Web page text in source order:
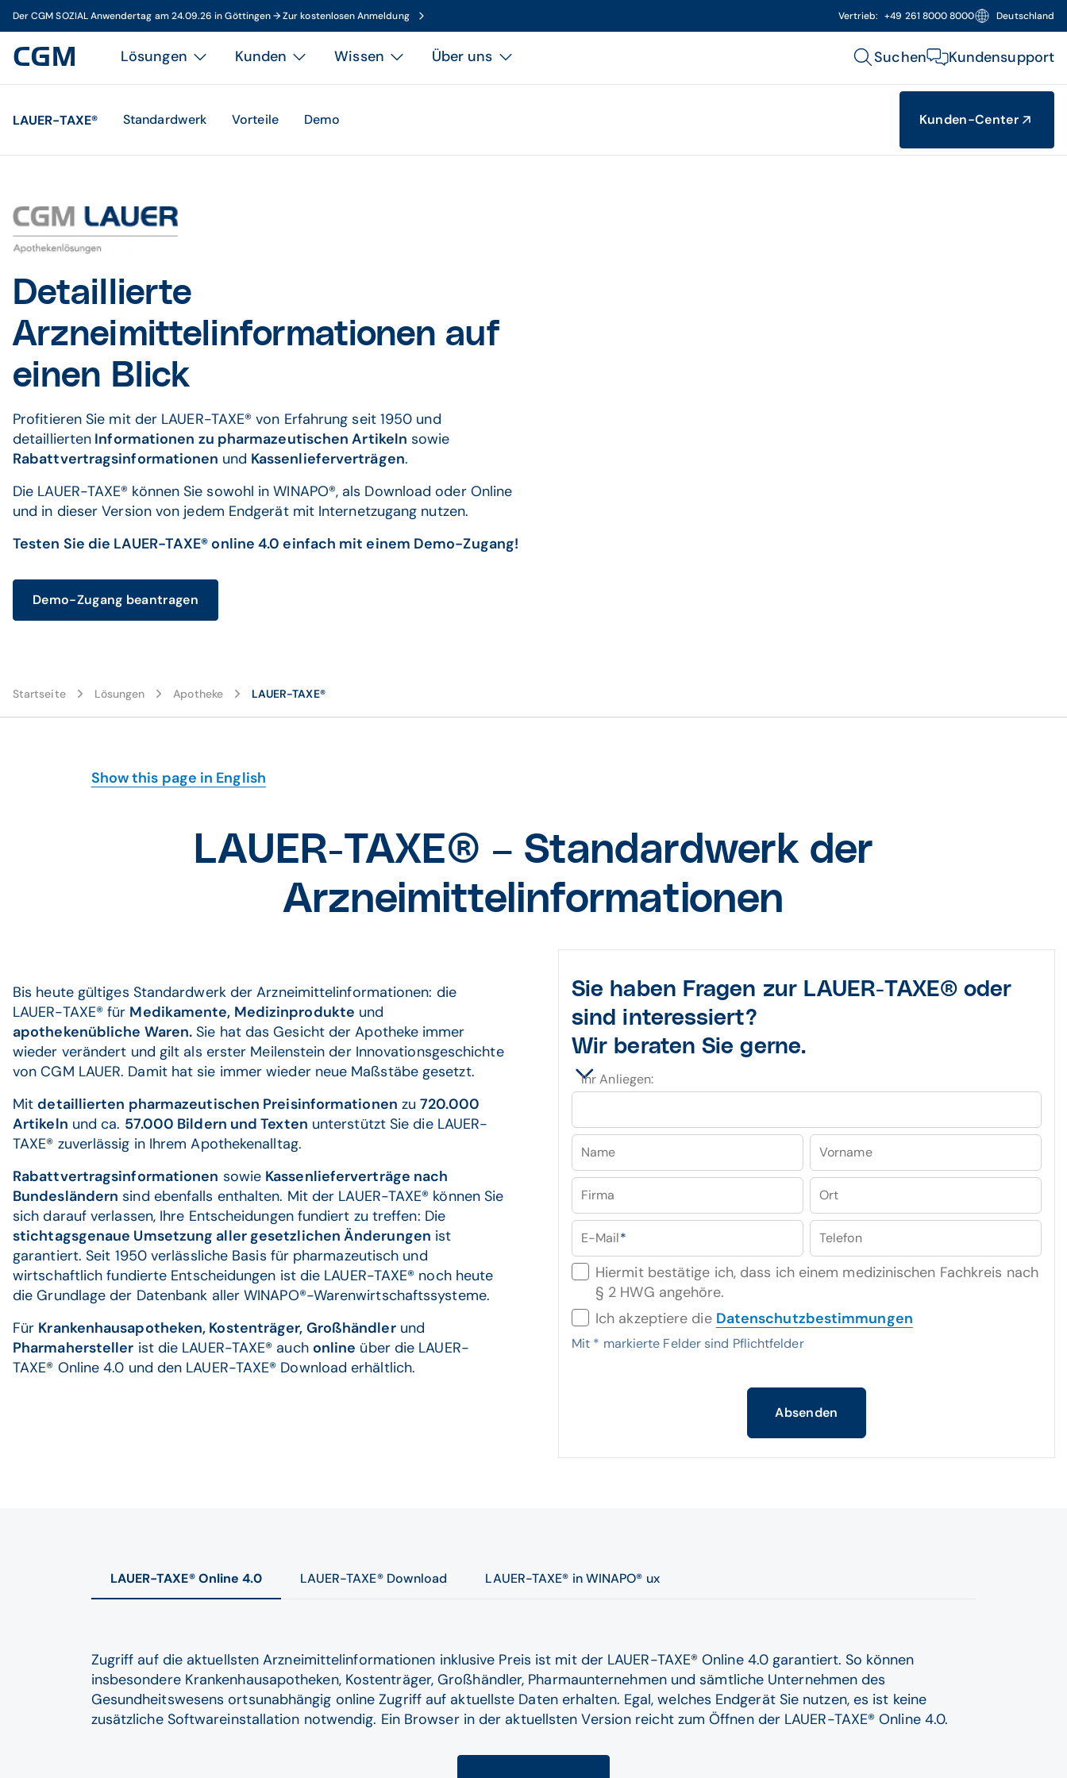
Der CGM SOZIAL Anwendertag am 24.09.26 in Göttingen → Zur kostenlosen Anmeldung Vertrieb: +49 261 8000 8000 Deutschland
Lösungen Kunden Wissen Über uns Suchen Kundensupport
LAUER-TAXE® Standardwerk Vorteile Demo Kunden-Center
Detaillierte
Arzneimittelinformationen auf
einen Blick
Profitieren Sie mit der LAUER-TAXE® von Erfahrung seit 1950 und
detaillierten Informationen zu pharmazeutischen Artikeln sowie
Rabattvertragsinformationen und Kassenlieferverträgen.
Die LAUER-TAXE® können Sie sowohl in WINAPO®, als Download oder Online
und in dieser Version von jedem Endgerät mit Internetzugang nutzen.
Testen Sie die LAUER-TAXE® online 4.0 einfach mit einem Demo-Zugang!
Demo-Zugang beantragen
Startseite Lösungen Apotheke LAUER-TAXE®
Show this page in English
LAUER-TAXE® – Standardwerk der
Arzneimittelinformationen
Bis heute gültiges Standardwerk der Arzneimittelinformationen: die
LAUER-TAXE® für Medikamente, Medizinprodukte und
apothekenübliche Waren. Sie hat das Gesicht der Apotheke immer
wieder verändert und gilt als erster Meilenstein der Innovationsgeschichte
von CGM LAUER. Damit hat sie immer wieder neue Maßstäbe gesetzt.
Mit detaillierten pharmazeutischen Preisinformationen zu720.000
Artikeln und ca. 57.000 Bildern und Texten unterstützt Sie die LAUER-
TAXE® zuverlässig in Ihrem Apothekenalltag.
Rabattvertragsinformationen sowie Kassenlieferverträge nach
Bundesländern sind ebenfalls enthalten. Mit der LAUER-TAXE® können Sie
sich darauf verlassen, Ihre Entscheidungen fundiert zu treffen: Die
stichtagsgenaue Umsetzung aller gesetzlichen Änderungen ist
garantiert. Seit 1950 verlässliche Basis für pharmazeutisch und
wirtschaftlich fundierte Entscheidungen ist die LAUER-TAXE® noch heute
die Grundlage der Datenbank aller WINAPO®-Warenwirtschaftssysteme.
Für Krankenhausapotheken, Kostenträger, Großhändlerund
Pharmahersteller ist die LAUER-TAXE® auch online über die LAUER-
TAXE® Online 4.0 und den LAUER-TAXE® Download erhältlich.
Sie haben Fragen zur LAUER-TAXE® oder
sind interessiert?
Wir beraten Sie gerne.
Ihr Anliegen:
Name Vorname
Firma Ort
E-Mail* Telefon
Hiermit bestätige ich, dass ich einem medizinischen Fachkreis nach
§ 2 HWG angehöre.
Ich akzeptiere die Datenschutzbestimmungen
Mit * markierte Felder sind Pflichtfelder
Absenden
LAUER-TAXE® Online 4.0 LAUER-TAXE® Download LAUER-TAXE® in WINAPO® ux
Zugriff auf die aktuellsten Arzneimittelinformationen inklusive Preis ist mit der LAUER-TAXE® Online 4.0 garantiert. So können
insbesondere Krankenhausapotheken, Kostenträger, Großhändler, Pharmaunternehmen und sämtliche Unternehmen des
Gesundheitswesens ortsunabhängig online Zugriff auf aktuellste Daten erhalten. Egal, welches Endgerät Sie nutzen, es ist keine
zusätzliche Softwareinstallation notwendig. Ein Browser in der aktuellsten Version reicht zum Öffnen der LAUER-TAXE® Online 4.0.